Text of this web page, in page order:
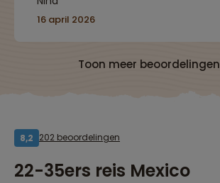
16 april 2026
Toon meer beoordelingen
8,2 202 beoordelingen
22-35ers reis Mexico